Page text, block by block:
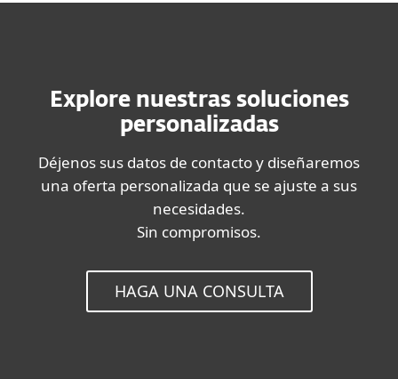
Explore nuestras soluciones
personalizadas
Déjenos sus datos de contacto y diseñaremos
una oferta personalizada que se ajuste a sus
necesidades.
Sin compromisos.
HAGA UNA CONSULTA